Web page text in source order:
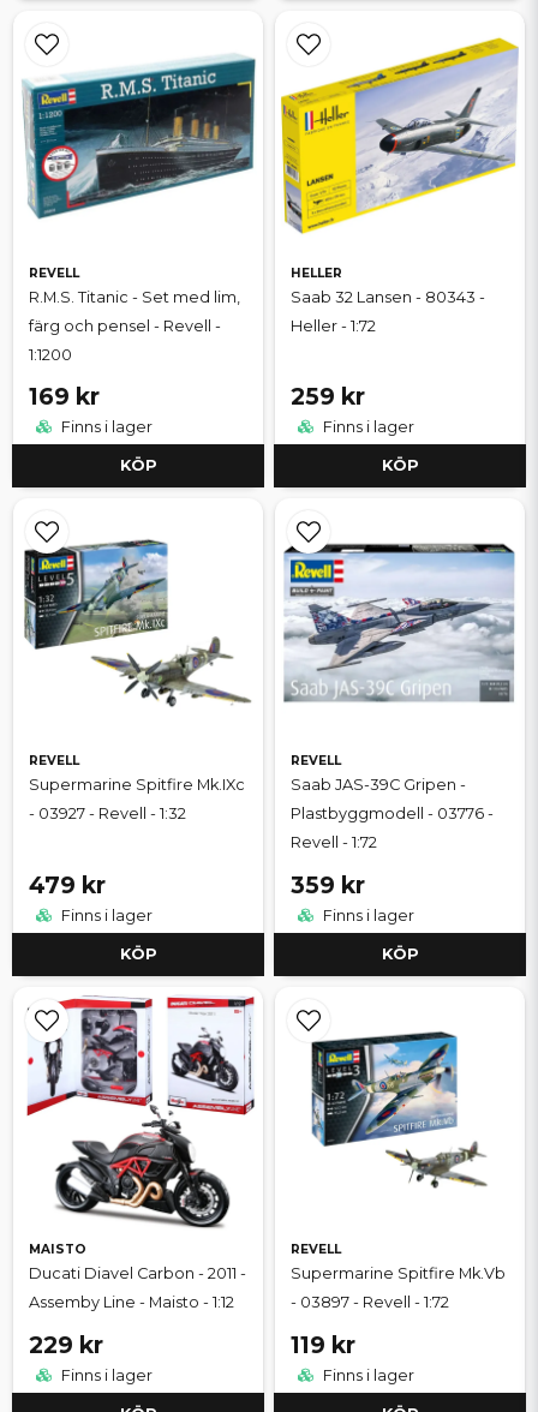
REVELL
R.M.S. Titanic - Set med lim,
färg och pensel - Revell -
1:1200
169 kr
Finns i lager
KÖP
HELLER
Saab 32 Lansen - 80343 -
Heller - 1:72
259 kr
Finns i lager
KÖP
REVELL
Supermarine Spitfire Mk.IXc
- 03927 - Revell - 1:32
479 kr
Finns i lager
KÖP
REVELL
Saab JAS-39C Gripen -
Plastbyggmodell - 03776 -
Revell - 1:72
359 kr
Finns i lager
KÖP
MAISTO
Ducati Diavel Carbon - 2011 -
Assemby Line - Maisto - 1:12
229 kr
Finns i lager
REVELL
Supermarine Spitfire Mk.Vb
- 03897 - Revell - 1:72
119 kr
Finns i lager